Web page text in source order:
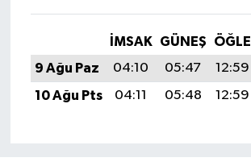
İMSAK GÜNEŞ ÖĞLE
9 Ağu Paz
04:10 05:47 12:59
10 Ağu Pts
04:11 05:48 12:59